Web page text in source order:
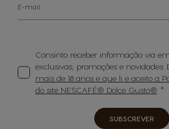
E-mail
Consinto receber informação via
exclusivas, promoções e novidades.
mais de 18 anos e que li e aceito a
do site NESCAFÉ® Dolce Gusto®
SUBSCREVER